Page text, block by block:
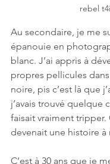
rebel t4i
Au secondaire, je me
épanouie en
blanc. J’ai appris à
propres pellicules
noire, pis c’est là que
j’avais trouvé quelque
faisait vraiment
devenait une histoire à
C’est à 30 ans que je